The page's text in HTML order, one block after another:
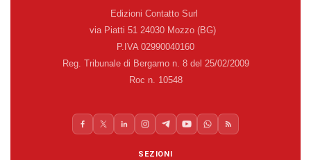
Edizioni Contatto Surl
via Piatti 51 24030 Mozzo (BG)
P.IVA 02990040160
Reg. Tribunale di Bergamo n. 8 del 25/02/2009
Roc n. 10548
SEZIONI